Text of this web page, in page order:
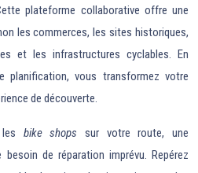
plateforme collaborative offre une
les commerces, les sites historiques,
et les infrastructures cyclables. En
planification, vous transformez votre
de découverte.
bike shops sur votre route, une
de réparation imprévu. Repérez